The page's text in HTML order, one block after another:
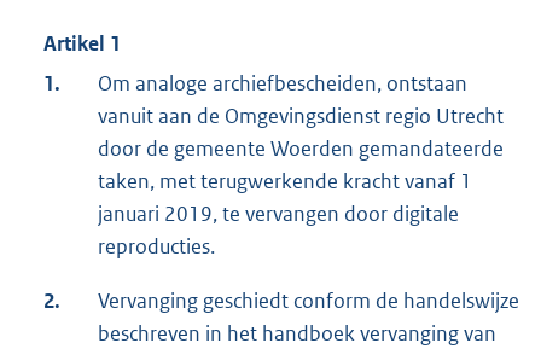
Artikel 1
1.
Om analoge archiefbescheiden, ontstaan
vanuit aan de Omgevingsdienst regio Utrecht
door de gemeente Woerden gemandateerde
taken, met terugwerkende kracht vanaf 1
januari 2019, te vervangen door digitale
reproducties.
2.
Vervanging geschiedt conform de handelswijze
beschreven in het handboek vervanging van